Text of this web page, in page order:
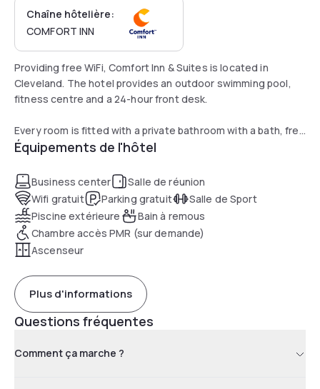
Chaîne hôtelière:
COMFORT INN
Providing free WiFi, Comfort Inn & Suites is located in
Cleveland. The hotel provides an outdoor swimming pool,
fitness centre and a 24-hour front desk.
Every room is fitted with a private bathroom with a bath, free
toiletries and a hairdryer. At the hotel rooms are fitted with
Buffet and continental breakfast options are available daily
at Comfort Inn & Suites.
A business centre and vending machines with snacks and
drinks are available on site at the accommodation.
The nearest airport is George Bush Intercontinental Airport,
44 km from Comfort Inn & Suites.
Équipements de l'hôtel
Business center
Salle de réunion
Wifi gratuit
Parking gratuit
Salle de Sport
Piscine extérieure
Bain à remous
Chambre accès PMR (sur demande)
Ascenseur
Plus d'informations
Questions fréquentes
Comment ça marche ?